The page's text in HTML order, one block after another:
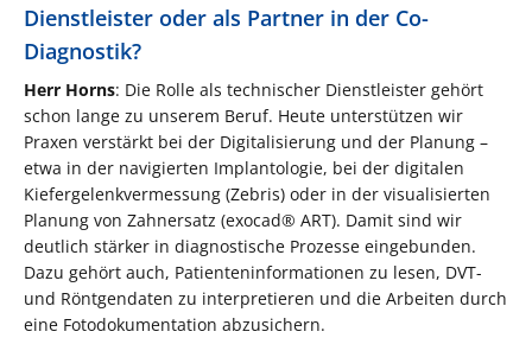
Dienstleister oder als Partner in der Co-
Diagnostik?
Herr Horns: Die Rolle als technischer Dienstleister gehört
schon lange zu unserem Beruf. Heute unterstützen wir
Praxen verstärkt bei der Digitalisierung und der Planung –
etwa in der navigierten Implantologie, bei der digitalen
Kiefergelenkvermessung (Zebris) oder in der visualisierten
Planung von Zahnersatz (exocad® ART). Damit sind wir
deutlich stärker in diagnostische Prozesse eingebunden.
Dazu gehört auch, Patienteninformationen zu lesen, DVT-
und Röntgendaten zu interpretieren und die Arbeiten durch
eine Fotodokumentation abzusichern.